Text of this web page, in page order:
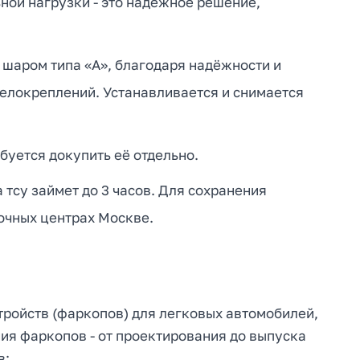
типа «А», благодаря надёжности и
Устанавливается и снимается
докупить её отдельно.
займет до 3 часов. Для сохранения
центрах Москве.
(фаркопов) для легковых автомобилей,
фаркопов - от проектирования до выпуска